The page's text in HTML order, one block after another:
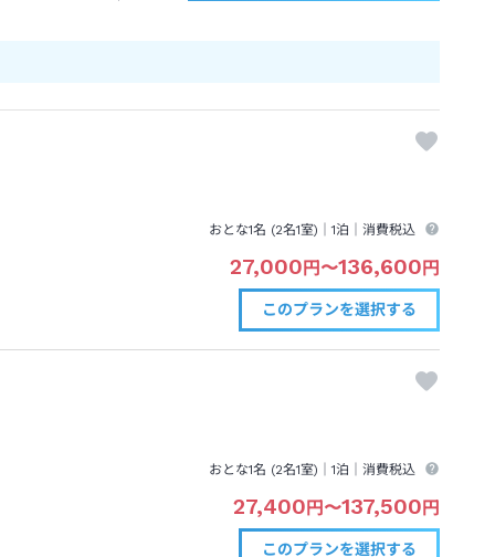
おとな1名 (2名1室)｜1泊 ｜消費税込
27,000 円 〜136,600 円
このプランを選択する
おとな1名 (2名1室)｜1泊 ｜消費税込
27,400円〜137,500円
このプランを選択する